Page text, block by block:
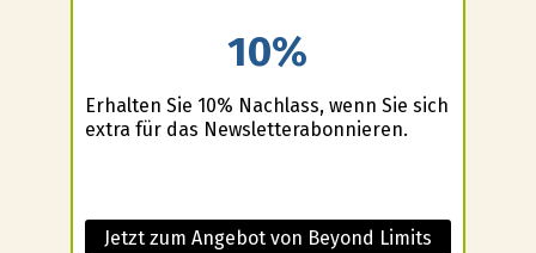
10%
Erhalten Sie 10% Nachlass, wenn Sie sich
extra für das Newsletterabonnieren.
Jetzt zum Angebot von Beyond Limits